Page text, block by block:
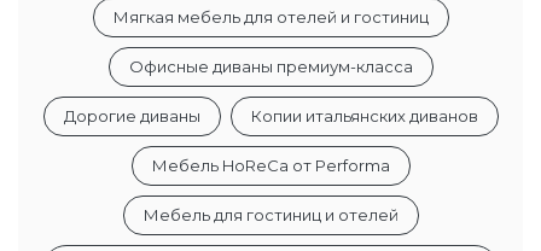
Мягкая мебель для отелей и гостиниц
Офисные диваны премиум-класса
Дорогие диваны Копии итальянских диванов
Мебель HoReCa от Performa
Мебель для гостиниц и отелей